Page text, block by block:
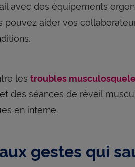
avec des équipements
pouvez aider vos
les troubles
des séances de réveil
en interne.
gestes qui